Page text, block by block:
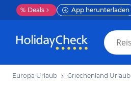
% Deals App herunterladen
Europa Urlaub Griechenland Urlaub